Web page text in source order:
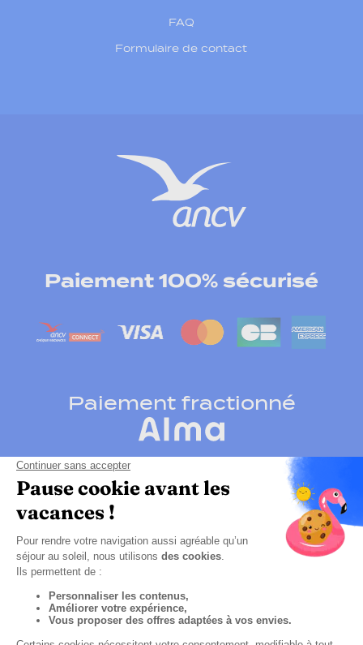
FAQ
Formulaire de contact
Paiement 100% sécurisé
Paiement fractionné
Cliquez-ici pour modifier vos préférences en
matières de cookies
Politique de confidentialité
Mentions légales